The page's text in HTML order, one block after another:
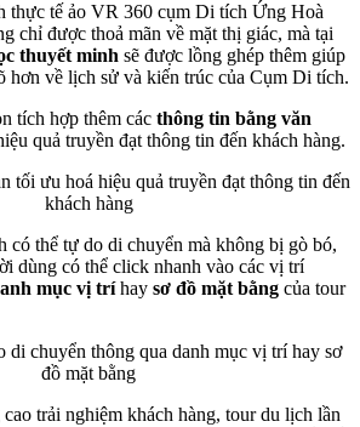
thực tế ảo VR 360 cụm Di tích Ứng Hoà
chỉ được thoả mãn về mặt thị giác, mà tại
thuyết minh sẽ được lồng ghép thêm giúp
hơn về lịch sử và kiến trúc của Cụm Di tích.
tích hợp thêm các thông tin bằng văn
quả truyền đạt thông tin đến khách hàng.
tối ưu hoá hiệu quả truyền đạt thông tin đến
khách hàng
có thể tự do di chuyển mà không bị gò bó,
dùng có thể click nhanh vào các vị trí
mục vị tríhay sơ đồ mặt bằng của tour
di chuyển thông qua danh mục vị trí hay sơ
đồ mặt bằng
trải nghiệm khách hàng, tour du lịch lần